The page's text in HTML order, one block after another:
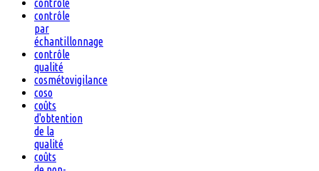
contrôle
contrôle
par
échantillonnage
contrôle
qualité
cosmétovigilance
coso
coûts
d'obtention
de la
qualité
coûts